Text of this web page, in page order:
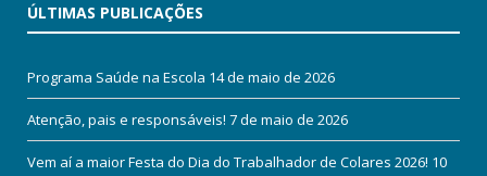
ÚLTIMAS PUBLICAÇÕES
Programa Saúde na Escola 14 de maio de 2026
Atenção, pais e responsáveis! 7 de maio de 2026
Vem aí a maior Festa do Dia do Trabalhador de Colares 2026! 10